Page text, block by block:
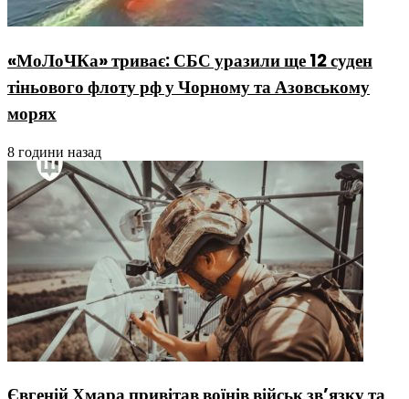
«МоЛоЧКа» триває: СБС уразили ще 12 суден
тіньового флоту рф у Чорному та Азовському
морях
8 години назад